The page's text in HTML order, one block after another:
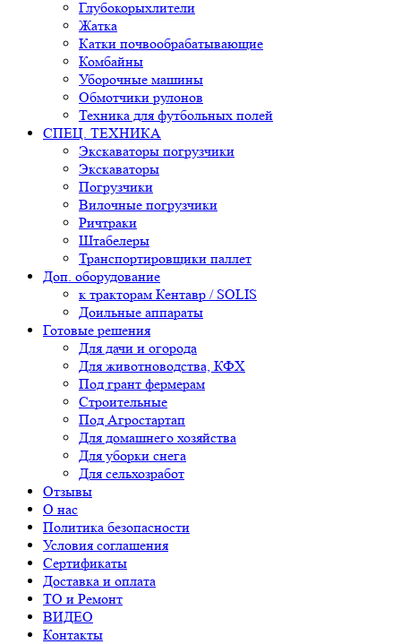
Глубокорыхлители
Жатка
Катки почвообрабатывающие
Комбайны
Уборочные машины
Обмотчики рулонов
Техника для футбольных полей
СПЕЦ. ТЕХНИКА
Экскаваторы погрузчики
Экскаваторы
Погрузчики
Вилочные погрузчики
Ричтраки
Штабелеры
Транспортировщики паллет
Доп. оборудование
к тракторам Кентавр / SOLIS
Доильные аппараты
Готовые решения
Для дачи и огорода
Для животноводства, КФХ
Под грант фермерам
Строительные
Под Агростартап
Для домашнего хозяйства
Для уборки снега
Для сельхозработ
Отзывы
О нас
Политика безопасности
Условия соглашения
Сертификаты
Доставка и оплата
ТО и Ремонт
ВИДЕО
Контакты